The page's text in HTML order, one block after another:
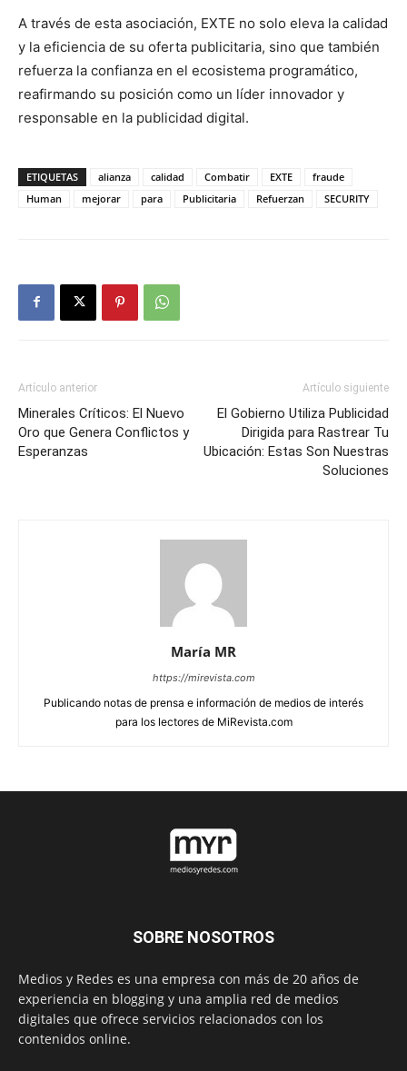
A través de esta asociación, EXTE no solo eleva la calidad
y la eficiencia de su oferta publicitaria, sino que también
refuerza la confianza en el ecosistema programático,
reafirmando su posición como un líder innovador y
responsable en la publicidad digital.
ETIQUETAS alianza calidad Combatir EXTE
fraude
Human
mejorar para Publicitaria Refuerzan SECURITY
Artículo anterior
Minerales Críticos: El Nuevo
Oro que Genera Conflictos y
Esperanzas
Artículo siguiente
El Gobierno Utiliza Publicidad
Dirigida para Rastrear Tu
Ubicación: Estas Son Nuestras
Soluciones
María MR
https://mirevista.com
Publicando notas de prensa e información de medios de interés
para los lectores de MiRevista.com
SOBRE NOSOTROS
Medios y Redes es una empresa con más de 20 años de
experiencia en blogging y una amplia red de medios
digitales que ofrece servicios relacionados con los
contenidos online.